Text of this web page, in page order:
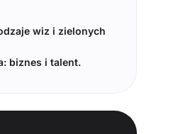
wiz i zielonych
biznes i talent.